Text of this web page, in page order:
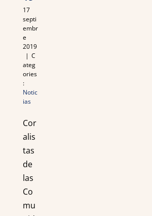
17
septi
embr
e
2019
| C
ateg
ories
:
Notic
ias
Cor
alis
tas
de
las
Co
mu